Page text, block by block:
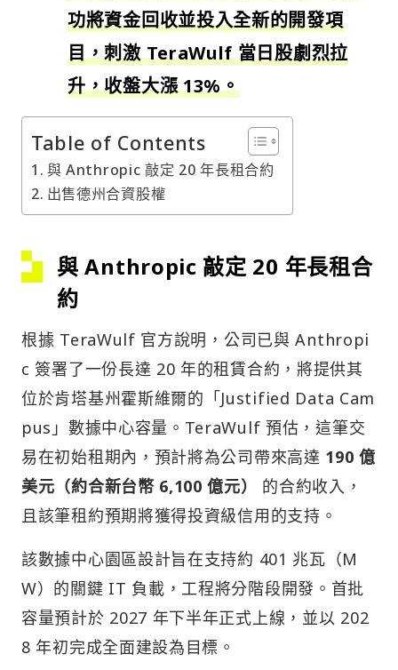
功將資金回收並投入全新的開發項
目，刺激 TeraWulf 當日股劇烈拉
升，收盤大漲 13%。
Table of Contents
與 Anthropic 敲定 20 年長租合約
出售德州合資股權
與 Anthropic 敲定 20 年長租合
約
根據 TeraWulf 官方說明，公司已與 Anthropi
c 簽署了一份長達 20 年的租賃合約，將提供其
位於肯塔基州霍斯維爾的「Justified Data Cam
pus」數據中心容量。TeraWulf 預估，這筆交
易在初始租期內，預計將為公司帶來高達 190 億
美元（約合新台幣 6,100 億元）
的合約收入，
且該筆租約預期將獲得投資級信用的支持。
該數據中心園區設計旨在支持約 401 兆瓦（M
W）的關鍵 IT 負載，工程將分階段開發。首批
容量預計於 2027 年下半年正式上線，並以 202
8 年初完成全面建設為目標。